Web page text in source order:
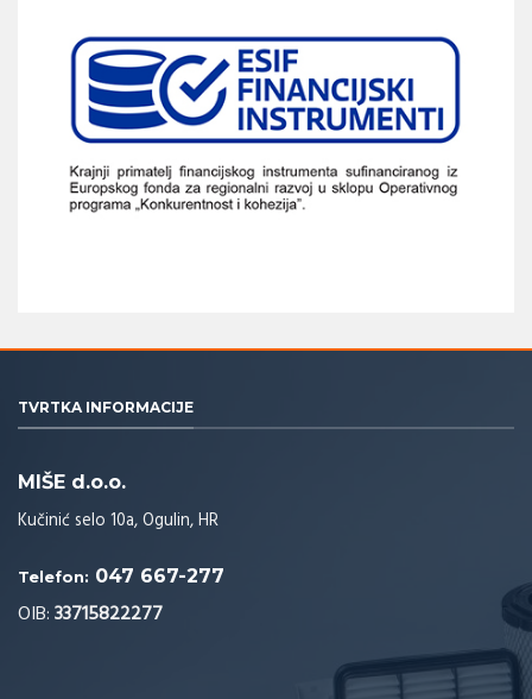
TVRTKA INFORMACIJE
MIŠE d.o.o.
Kučinić selo 10a, Ogulin, HR
Telefon: 047 667-277
OIB:33715822277